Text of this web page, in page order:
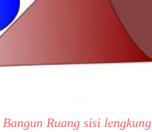
Bangun Ruang sisi lengkung